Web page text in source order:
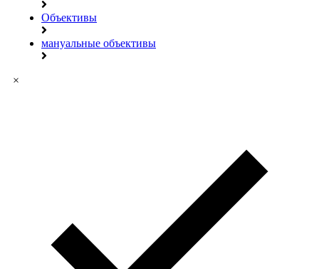
Объективы
мануальные объективы
×